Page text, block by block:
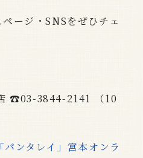
ページ・SNSをぜひチェ
☎03-3844-2141 （10
ンタレイ」宮本オンラ